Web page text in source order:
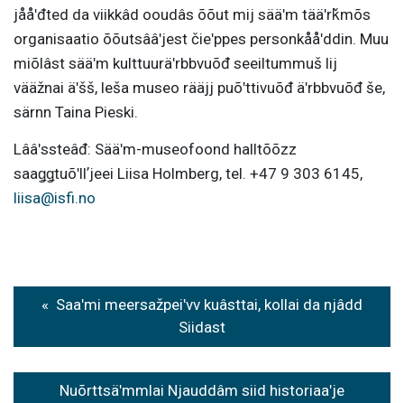
jååʹđted da viikkâd ooudâs õõut mij sääʹm tääʹrǩmõs
organisaatio õõutsââʹjest čieʹppes personkååʹddin. Muu
miõlâst sääʹm kulttuuräʹrbbvuõđ seeiltummuš lij
vääžnai äʹšš, leša museo rääjj puõʹttivuõđ äʹrbbvuõđ še,
särnn Taina Pieski.
Lââʹssteâđ: Sääʹm-museofoond halltõõzz
saaǥǥtuõʹllʼjeei Liisa Holmberg, tel. +47 9 303 6145,
liisa@isfi.no
PostSaaʹmi meersažpeiʹvv kuâsttai, kollai da njâdd
Siidast
Nuõrttsäʹmmlai Njauddâm siid historiaaʹje